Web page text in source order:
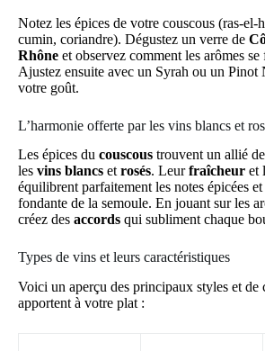
Notez les épices de votre couscous (ras-el-
cumin, coriandre). Dégustez un verre de
Rhône et observez comment les arômes se
Ajustez ensuite avec un Syrah ou un Pinot
votre goût.
L’harmonie offerte par les vins blancs et
Les épices du couscous trouvent un allié
les vins blancs et rosés. Leurfraîcheur et
équilibrent parfaitement les notes épicées
fondante de la semoule. En jouant sur les
créez des accords qui subliment chaque
Types de vins et leurs caractéristiques
Voici un aperçu des principaux styles et de
apportent à votre plat :